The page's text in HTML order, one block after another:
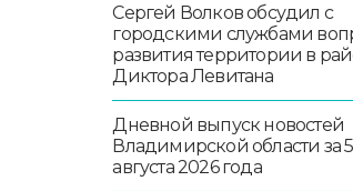
Сергей Волков обсудил с
городскими службами
развития территории в
Диктора Левитана
Дневной выпуск новостей
Владимирской области за 5
августа 2026 года